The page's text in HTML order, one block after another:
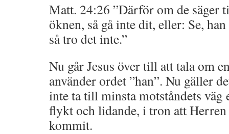
Matt. 24:26 ”Därför om de säger
öknen, så gå inte dit, eller: Se,
så tro det inte.”
Nu går Jesus över till att tala om
använder ordet ”han”. Nu gäller
inte ta till minsta motståndets väg
flykt och lidande, i tron att
kommit.